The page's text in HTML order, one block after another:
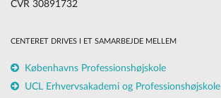
CVR 30891732
CENTERET DRIVES I ET SAMARBEJDE MELLEM
Københavns Professionshøjskole
UCL Erhvervsakademi og Professionshøjskole